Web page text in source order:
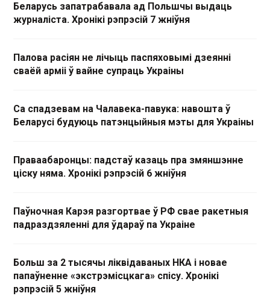
Беларусь запатрабавала ад Польшчы выдаць
журналіста. Хронікі рэпрэсій 7 жніўня
Палова расіян не лічыць паспяховымі дзеянні
сваёй арміі ў вайне супраць Украіны
Са спадзевам на Чалавека-павука: навошта ў
Беларусі будуюць патэнцыйныя мэты для Украіны
Праваабаронцы: падстаў казаць пра змяншэнне
ціску няма. Хронікі рэпрэсій 6 жніўня
Паўночная Карэя разгортвае ў РФ свае ракетныя
падраздзяленні для ўдараў па Украіне
Больш за 2 тысячы ліквідаваных НКА і новае
папаўненне «экстрэмісцкага» спісу. Хронікі
рэпрэсій 5 жніўня